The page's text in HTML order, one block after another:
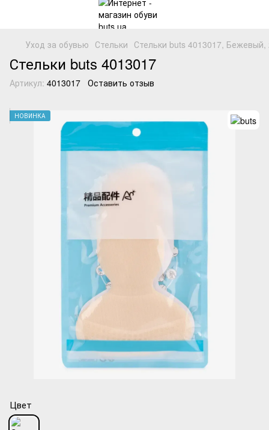
Уход за обувью Стельки Стельки buts 4013017, Бежевый,
Стельки buts 4013017
Артикул: 4013017 Оставить отзыв
НОВИНКА
Цвет